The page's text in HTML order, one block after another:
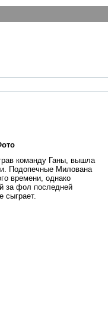
команду Ганы, вышла
Подопечные Милована
времени, однако
за фол последней
сыграет.